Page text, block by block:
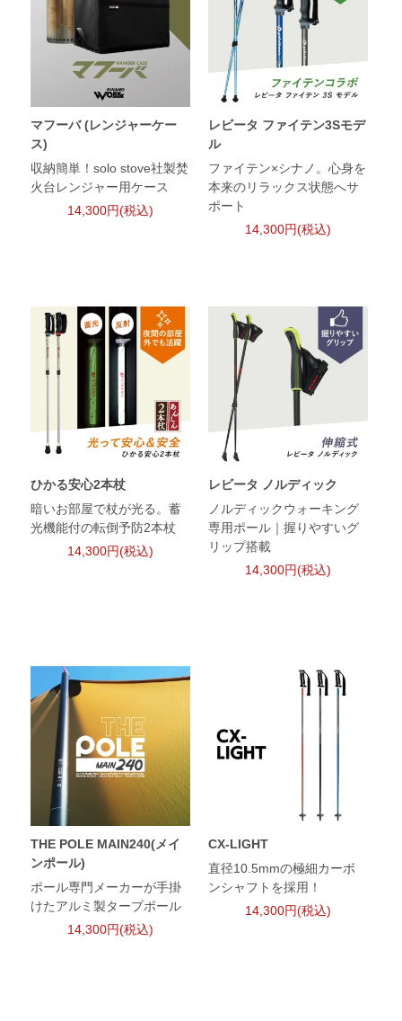
マフーバ (レンジャーケー
ス)
収納簡単！solo stove社製焚
火台レンジャー用ケース
14,300円(税込)
レビータ ファイテン3Sモデ
ル
ファイテン×シナノ。心身を
本来のリラックス状態へサ
ポート
14,300円(税込)
ひかる安心2本杖
暗いお部屋で杖が光る。蓄
光機能付の転倒予防2本杖
14,300円(税込)
レビータ ノルディック
ノルディックウォーキング
専用ポール｜握りやすいグ
リップ搭載
14,300円(税込)
THE POLE MAIN240(メイ
ンポール)
ポール専門メーカーが手掛
けたアルミ製タープポール
14,300円(税込)
CX-LIGHT
直径10.5mmの極細カーボ
ンシャフトを採用！
14,300円(税込)